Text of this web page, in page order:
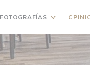
FOTOGRAFÍAS